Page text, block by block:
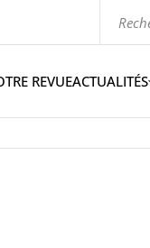
REVUEACTUALITÉS